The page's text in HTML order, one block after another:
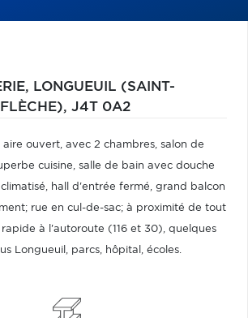
LONGUEUIL (SAINT-
J4T 0A2
ouvert, avec 2 chambres, salon de
cuisine, salle de bain avec douche
hall d'entrée fermé, grand balcon
rue en cul-de-sac; à proximité de tout
rapide à l'autoroute (116 et 30), quelques
Longueuil, parcs, hôpital, écoles.